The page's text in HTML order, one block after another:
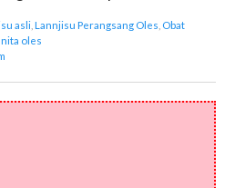
asli Lannjisu Perangsang Oles Obat
oles